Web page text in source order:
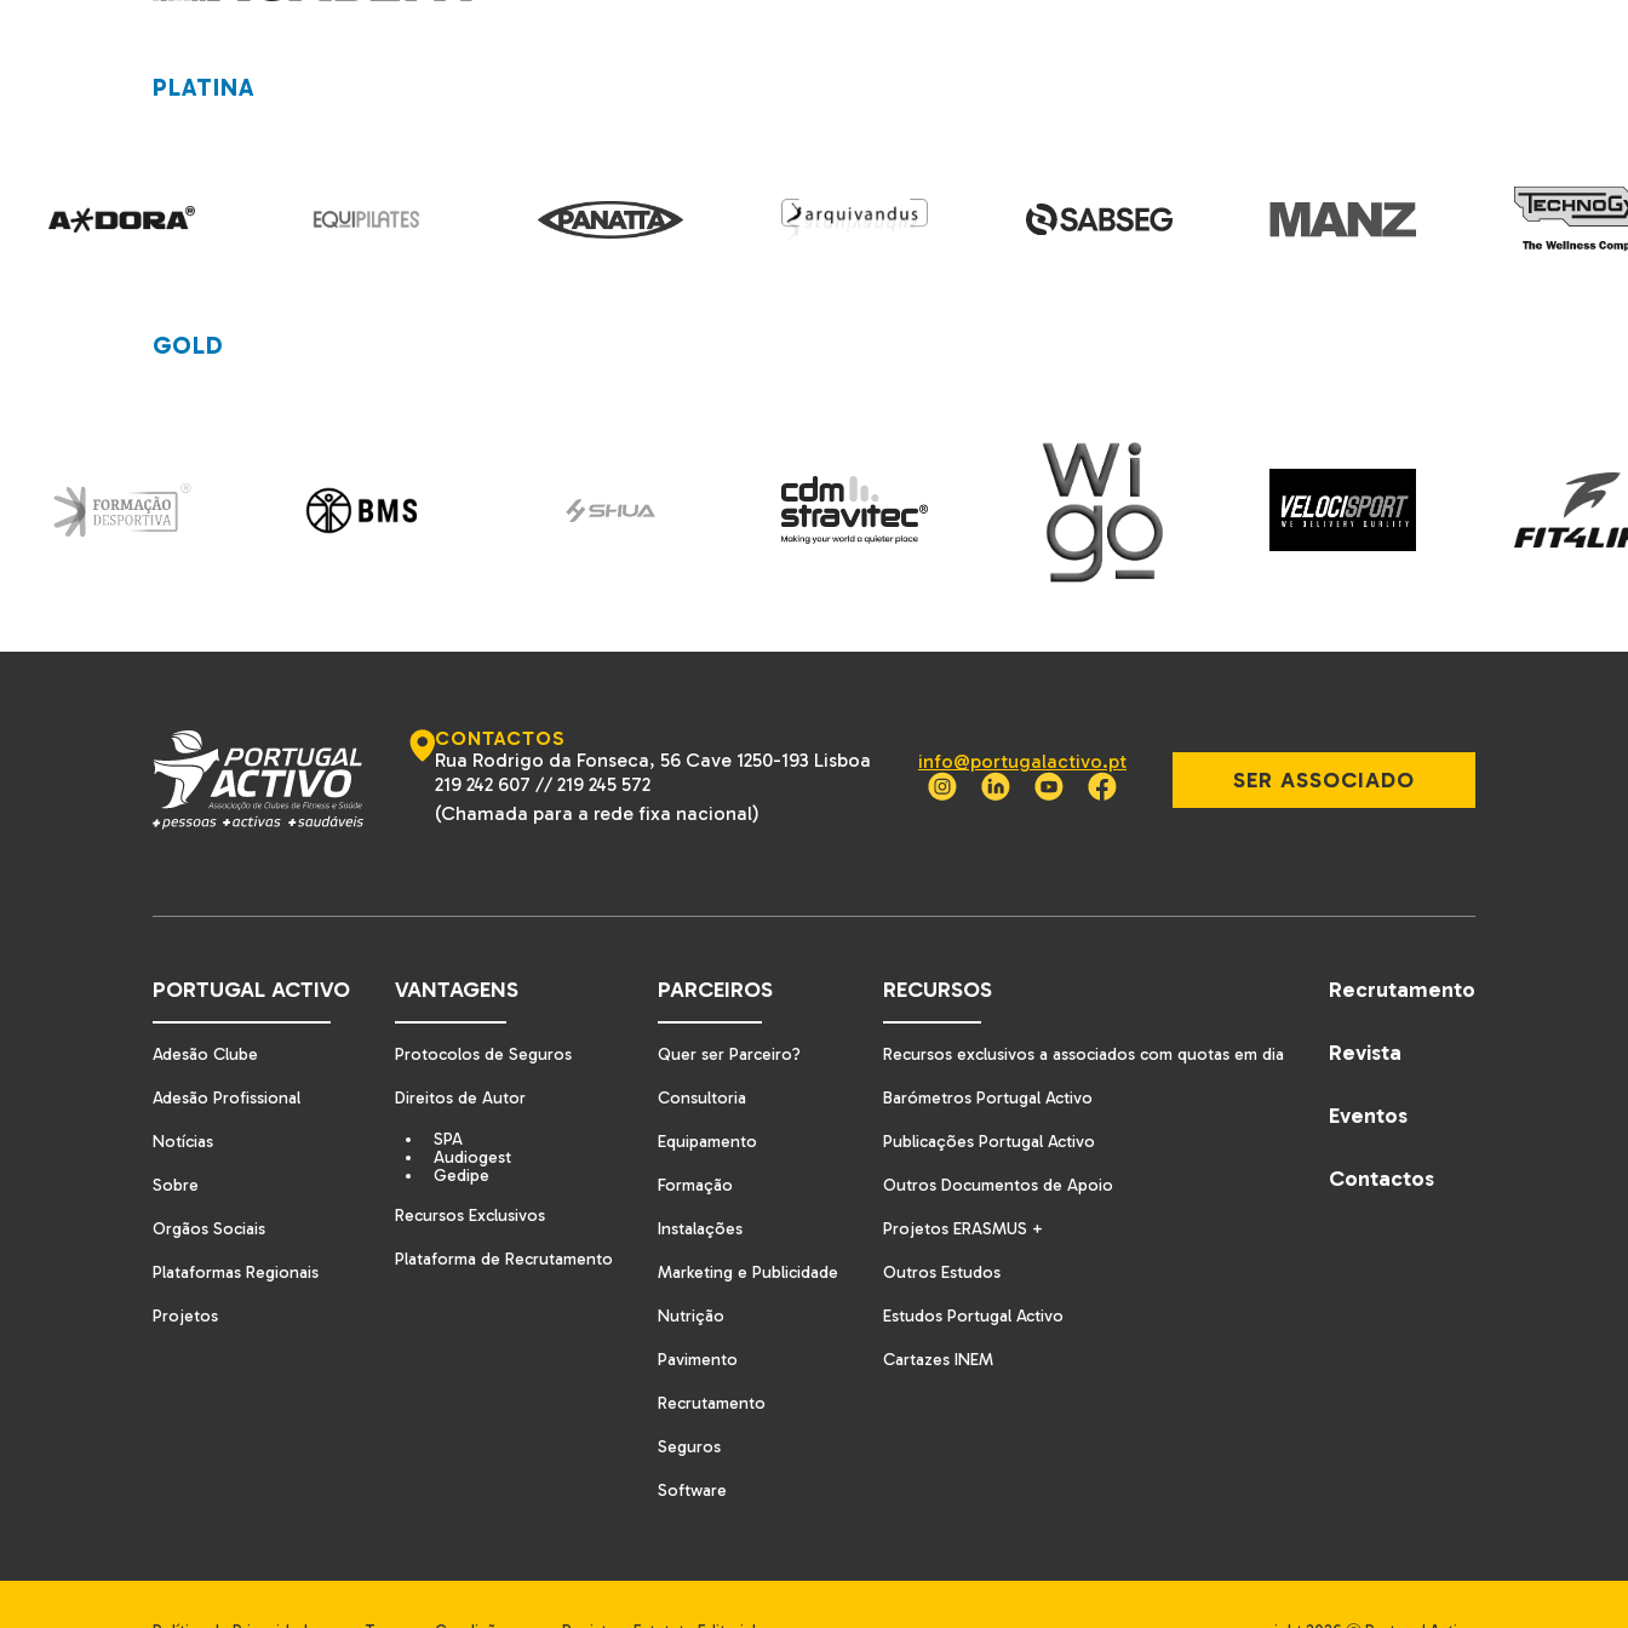
PLATINA
GOLD
CONTACTOS
Rua Rodrigo da Fonseca, 56 Cave 1250-193 Lisboa
219 242 607 // 219 245 572
(Chamada para a rede fixa nacional)
info@portugalactivo.pt
SER ASSOCIADO
PORTUGAL ACTIVO
Adesão Clube
Adesão Profissional
Notícias
Sobre
Orgãos Sociais
Plataformas Regionais
Projetos
VANTAGENS
Protocolos de Seguros
Direitos de Autor
SPA
Audiogest
Gedipe
Recursos Exclusivos
Plataforma de Recrutamento
PARCEIROS
Quer ser Parceiro?
Consultoria
Equipamento
Formação
Instalações
Marketing e Publicidade
Nutrição
Pavimento
Recrutamento
Seguros
Software
RECURSOS
Recursos exclusivos a associados com quotas em dia
Barómetros Portugal Activo
Publicações Portugal Activo
Outros Documentos de Apoio
Projetos ERASMUS +
Outros Estudos
Estudos Portugal Activo
Cartazes INEM
Recrutamento
Revista
Eventos
Contactos